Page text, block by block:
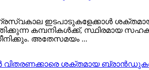
ഇടപാടുകളേക്കാൾ
കമ്പനികൾക്ക്, സ്ഥിരമായ
അതേസമയം ...